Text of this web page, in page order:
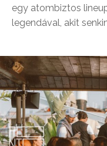
egy atombiztos
legendával, akit